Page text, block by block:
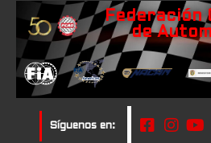
Federación
de
Síguenos en: